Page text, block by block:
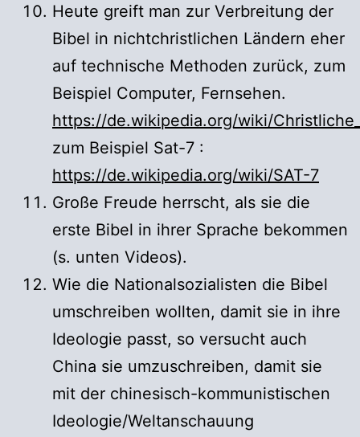
Heute greift man zur Verbreitung der
Bibel in nichtchristlichen Ländern eher
auf technische Methoden zurück, zum
Beispiel Computer, Fernsehen.
https://de.wikipedia.org/wiki/
zum Beispiel Sat-7 :
https://de.wikipedia.org/wiki/SAT-7
Große Freude herrscht, als sie die
erste Bibel in ihrer Sprache bekommen
(s. unten Videos).
Wie die Nationalsozialisten die Bibel
umschreiben wollten, damit sie in ihre
Ideologie passt, so versucht auch
China sie umzuschreiben, damit sie
mit der chinesisch-kommunistischen
Ideologie/Weltanschauung